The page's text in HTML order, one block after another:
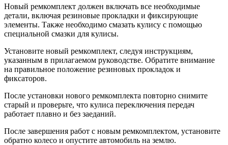
Новый ремкомплект должен включать все необходимые
детали, включая резиновые прокладки и фиксирующие
элементы. Также необходимо смазать кулису с помощью
специальной смазки для кулисы.
Установите новый ремкомплект, следуя инструкциям,
указанным в прилагаемом руководстве. Обратите внимание
на правильное положение резиновых прокладок и
фиксаторов.
После установки нового ремкомплекта повторно снимите
старый и проверьте, что кулиса переключения передач
работает плавно и без заеданий.
После завершения работ с новым ремкомплектом, установите
обратно колесо и опустите автомобиль на землю.